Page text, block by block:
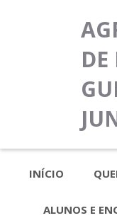
DE
INÍCIO
ALUNOS E